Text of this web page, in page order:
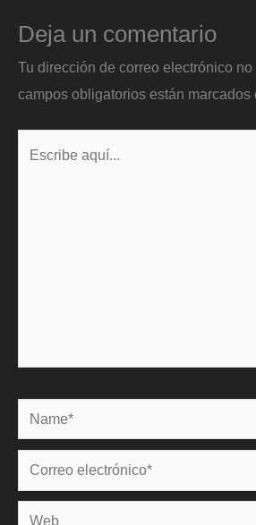
Deja un comentario
Tu dirección de correo electrónico
campos obligatorios están marcados
Name*
Correo
electrónico*
Web